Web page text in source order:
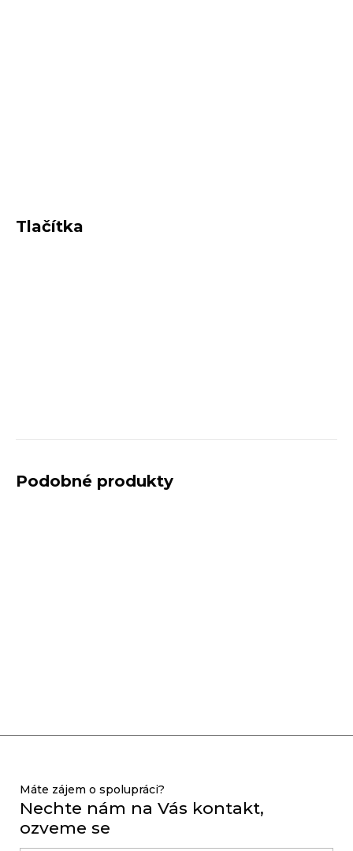
Tlačítka
Podobné produkty
Máte zájem o spolupráci?
Nechte nám na Vás kontakt,
ozveme se